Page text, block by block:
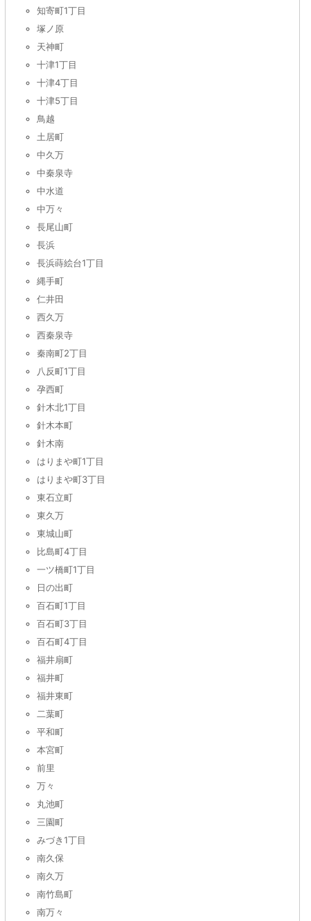
知寄町1丁目
塚ノ原
天神町
十津1丁目
十津4丁目
十津5丁目
鳥越
土居町
中久万
中秦泉寺
中水道
中万々
長尾山町
長浜
長浜蒔絵台1丁目
縄手町
仁井田
西久万
西秦泉寺
秦南町2丁目
八反町1丁目
孕西町
針木北1丁目
針木本町
針木南
はりまや町1丁目
はりまや町3丁目
東石立町
東久万
東城山町
比島町4丁目
一ツ橋町1丁目
日の出町
百石町1丁目
百石町3丁目
百石町4丁目
福井扇町
福井町
福井東町
二葉町
平和町
本宮町
前里
万々
丸池町
三園町
みづき1丁目
南久保
南久万
南竹島町
南万々